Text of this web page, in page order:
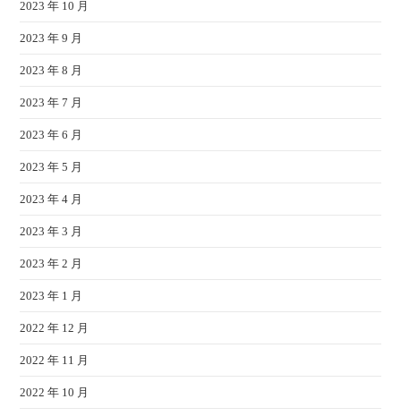
2023 年 10 月
2023 年 9 月
2023 年 8 月
2023 年 7 月
2023 年 6 月
2023 年 5 月
2023 年 4 月
2023 年 3 月
2023 年 2 月
2023 年 1 月
2022 年 12 月
2022 年 11 月
2022 年 10 月